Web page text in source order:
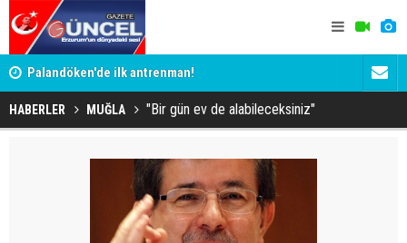
Palandöken'de ilk antrenman! Kaptan
HABERLER MUĞLA "Bir gün ev de alabileceksiniz"